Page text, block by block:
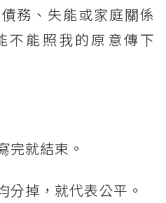
務、失能或家庭關係
不能照我的原意傳下
完就結束。
分掉，就代表公平。